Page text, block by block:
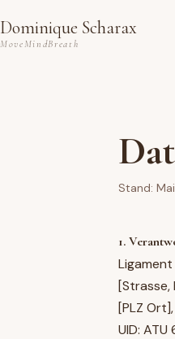
Dominique Scharax
MoveMindBreath
Stand:
1.
[Strasse,
[PLZ
UID: